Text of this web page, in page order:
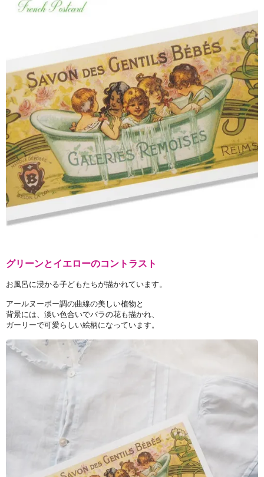
グリーンとイエローのコントラスト
お風呂に浸かる子どもたちが描かれています。
アールヌーボー調の曲線の美しい植物と
背景には、淡い色合いでバラの花も描かれ、
ガーリーで可愛らしい絵柄になっています。